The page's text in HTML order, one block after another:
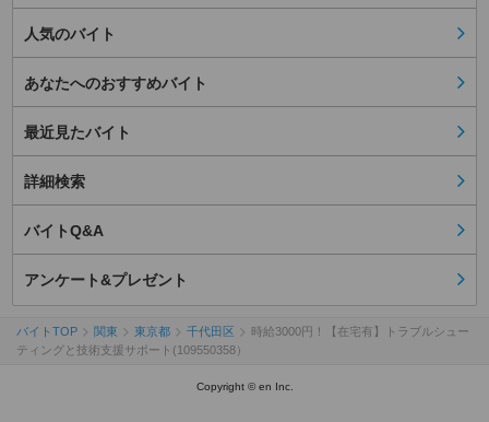
人気のバイト
あなたへのおすすめバイト
最近見たバイト
詳細検索
バイトQ&A
アンケート&プレゼント
バイトTOP 関東 東京都 千代田区
時給3000円！【在宅有】トラブルシュー
ティングと技術支援サポート(109550358）
Copyright © en Inc.